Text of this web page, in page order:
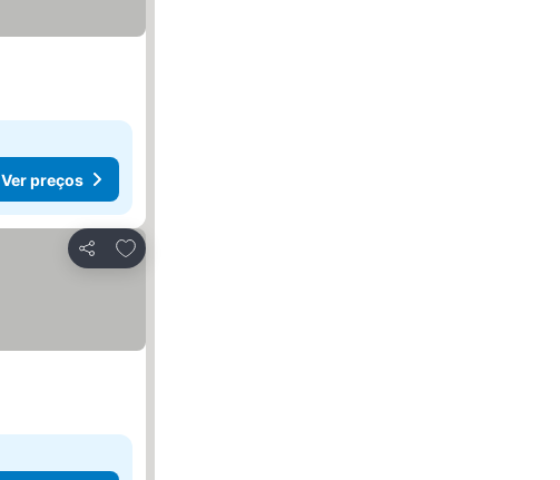
Ver preços
Partilhar
Adicionar aos favoritos